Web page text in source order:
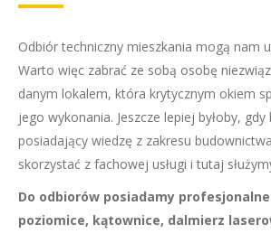
Odbiór techniczny mieszkania mogą nam
Warto więc zabrać ze sobą osobę
danym lokalem, która krytycznym okiem
jego wykonania. Jeszcze lepiej byłoby,
posiadający wiedzę z zakresu
skorzystać z fachowej usługi i tutaj
Do odbiorów posiadamy
poziomice, kątownice, dalmierz